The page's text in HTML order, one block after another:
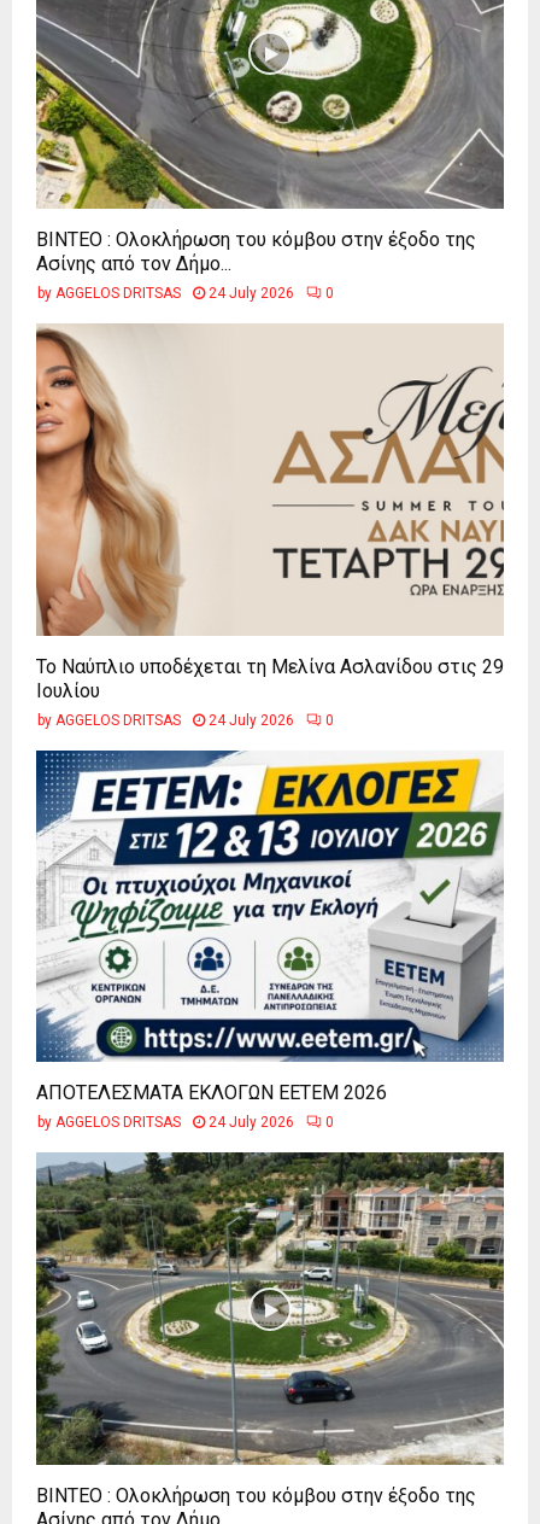
ΒΙΝΤΕΟ : Ολοκλήρωση του κόμβου στην έξοδο της
Ασίνης από τον Δήμο...
by AGGELOS DRITSAS 24 July 2026 0
Το Ναύπλιο υποδέχεται τη Μελίνα Ασλανίδου στις 29
Ιουλίου
by AGGELOS DRITSAS 24 July 2026 0
ΑΠΟΤΕΛΕΣΜΑΤΑ ΕΚΛΟΓΩΝ ΕΕΤΕΜ 2026
by AGGELOS DRITSAS 24 July 2026 0
ΒΙΝΤΕΟ : Ολοκλήρωση του κόμβου στην έξοδο της